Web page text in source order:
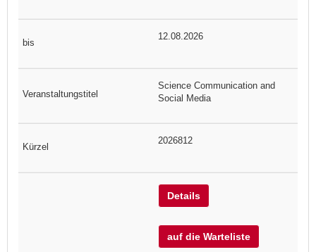
12.08.2026
Science Communication and
Social Media
2026812
Details
auf die Warteliste